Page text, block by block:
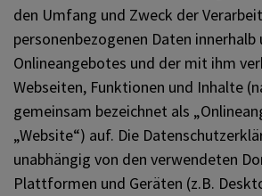
den Umfang und Zweck der
personenbezogenen Daten innerhalb
Onlineangebotes und der mit ihm
Webseiten, Funktionen und Inhalte
gemeinsam bezeichnet als
„Website“) auf. Die
unabhängig von den verwendeten
Plattformen und Geräten (z.B.